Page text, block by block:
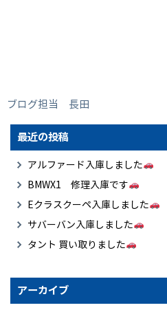
ブログ担当 長田
最近の投稿
アルファード入庫しました
BMWX1 修理入庫です
Eクラスクーペ入庫しました
サバーバン入庫しました
タント 買い取りました
アーカイブ